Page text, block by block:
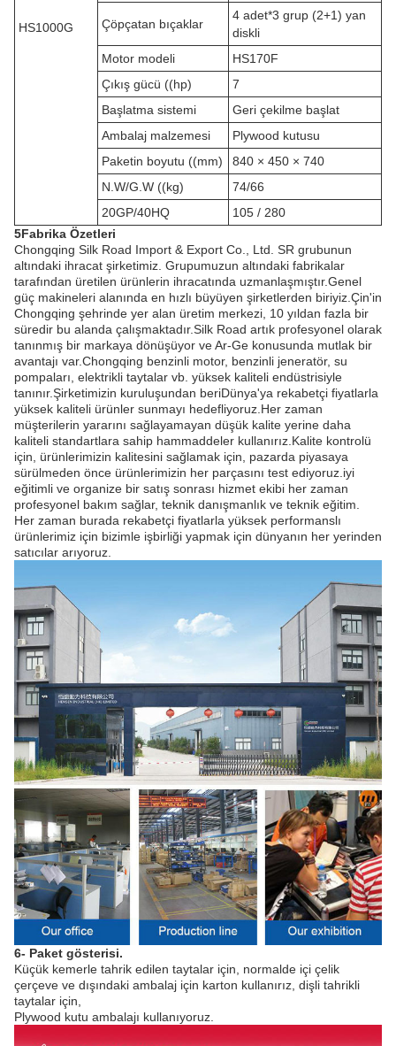
HS1000G Çöpçatan bıçaklar
4 adet*3 grup (2+1) yan
diskli
Motor modeli
HS170F
Çıkış gücü ((hp)
7
Başlatma sistemi
Geri çekilme başlat
Ambalaj malzemesi
Plywood kutusu
Paketin boyutu ((mm)
840 × 450 × 740
N.W/G.W ((kg)
74/66
20GP/40HQ
105 / 280
5Fabrika Özetleri
Chongqing Silk Road Import & Export Co., Ltd. SR grubunun
altındaki ihracat şirketimiz. Grupumuzun altındaki fabrikalar
tarafından üretilen ürünlerin ihracatında uzmanlaşmıştır.Genel
güç makineleri alanında en hızlı büyüyen şirketlerden biriyiz.Çin'in
Chongqing şehrinde yer alan üretim merkezi, 10 yıldan fazla bir
süredir bu alanda çalışmaktadır.Silk Road artık profesyonel olarak
tanınmış bir markaya dönüşüyor ve Ar-Ge konusunda mutlak bir
avantajı var.Chongqing benzinli motor, benzinli jeneratör, su
pompaları, elektrikli taytalar vb. yüksek kaliteli endüstrisiyle
tanınır.Şirketimizin kuruluşundan beriDünya'ya rekabetçi fiyatlarla
yüksek kaliteli ürünler sunmayı hedefliyoruz.Her zaman
müşterilerin yararını sağlayamayan düşük kalite yerine daha
kaliteli standartlara sahip hammaddeler kullanırız.Kalite kontrolü
için, ürünlerimizin kalitesini sağlamak için, pazarda piyasaya
sürülmeden önce ürünlerimizin her parçasını test ediyoruz.iyi
eğitimli ve organize bir satış sonrası hizmet ekibi her zaman
profesyonel bakım sağlar, teknik danışmanlık ve teknik eğitim.
Her zaman burada rekabetçi fiyatlarla yüksek performanslı
ürünlerimiz için bizimle işbirliği yapmak için dünyanın her yerinden
satıcılar arıyoruz.
6- Paket gösterisi.
Küçük kemerle tahrik edilen taytalar için, normalde içi çelik
çerçeve ve dışındaki ambalaj için karton kullanırız, dişli tahrikli
taytalar için,
Plywood kutu ambalajı kullanıyoruz.